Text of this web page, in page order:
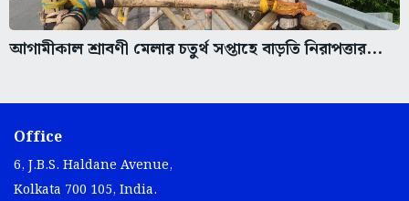
আগামীকাল শ্রাবণী মেলার চতুর্থ সপ্তাহে বাড়তি নিরাপত্তার...
Office
6, J.B.S. Haldane Avenue,
Kolkata 700 105, India.